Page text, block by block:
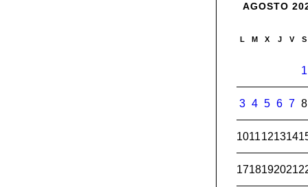
AGOSTO
L M X J V S
1
3 4 5 6 7 8
1011121314
1718192021